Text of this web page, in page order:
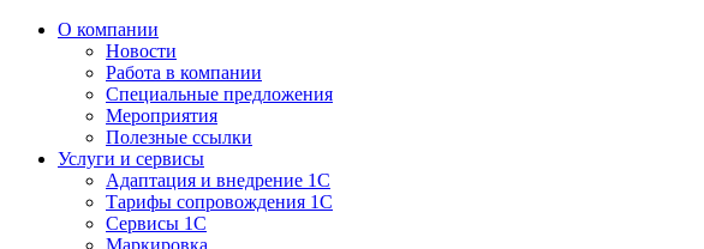
О компании
Новости
Работа в компании
Специальные предложения
Мероприятия
Полезные ссылки
Услуги и сервисы
Адаптация и внедрение 1С
Тарифы сопровождения 1С
Сервисы 1С
Маркировка